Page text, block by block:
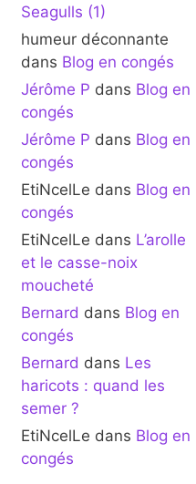
Seagulls (1)
humeur déconnante
dans Blog en congés
Jérôme P dans Blog en
congés
Jérôme P dans Blog en
congés
EtiNcelLe dans Blog en
congés
EtiNcelLe dans L’arolle
et le casse-noix
moucheté
Bernard dans Blog en
congés
Bernard dans Les
haricots : quand les
semer ?
EtiNcelLe dans Blog en
congés